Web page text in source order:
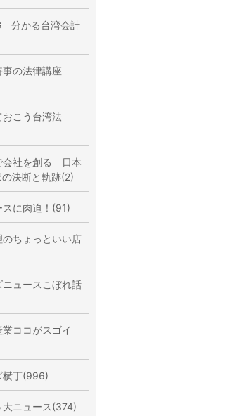
分かる台湾会計
事の法律講座
おこう台湾法
会社を創る 日本
の決断と軌跡(2)
スに肉迫！(91)
のちょっといい店
ニュースこぼれ話
業ココがスゴイ
横丁(996)
大ニュース(374)